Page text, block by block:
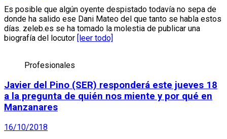
Es posible que algún oyente despistado todavía no sepa de
donde ha salido ese Dani Mateo del que tanto se habla estos
días. zeleb.es se ha tomado la molestia de publicar una
biografía del locutor [leer todo]
Profesionales
Javier del Pino (SER) responderá este jueves 18
a la pregunta de quién nos miente y por qué en
Manzanares
16/10/2018